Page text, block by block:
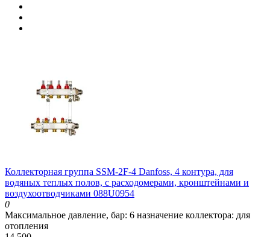
Коллекторная группа SSM-2F-4 Danfoss, 4 контура, для
водяных теплых полов, с расходомерами, кронштейнами и
воздухоотводчиками 088U0954
0
Максимальное давление, бар: 6 назначение коллектора: для
отопления